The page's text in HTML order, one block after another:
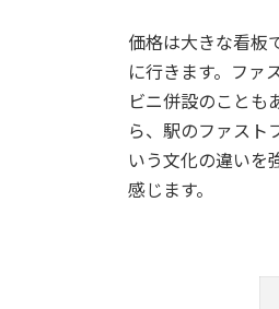
価格は大きな看板
に行きます。ファ
ビニ併設のことも
ら、駅のファスト
いう文化の違いを
感じます。